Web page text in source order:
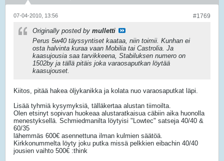
#1769
07-04-2010, 13:56
Originally posted by mulletti
Perus 5w40 täyssyntiset kaataa, niin toimii. Kunhan ei
osta halvinta kuraa vaan Mobilia tai Castrolia. Ja
kaasujousia saa tarvikkeena, Stabiluksen numero on
1502by ja tällä pitäis joka varaosaputkan löytää
kaasujouset.
Kiitos, pitää hakea öljykanikka ja kolata nuo varaosaputkat läpi.
Lisää tyhmiä kysymyksiä, tälläkertaa alustan tiimoilta.
Olen etsinyt sopivan huokeaa alustaratkaisua cäbiin aika huonolla
menestyksellä. Schmiedmanilta löytyisi "Lowtec" satseja 40/40 &
60/35
lähemmäs 600€ asennettuna ilman kulmien säätöä.
Kirkkonummelta löyty joku putka missä pelkkien eibachin 40/40
jousien vaihto 500€ :think